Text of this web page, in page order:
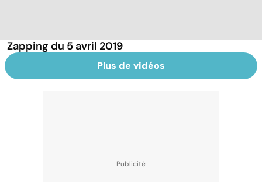
Zapping du 5 avril 2019
Plus de vidéos